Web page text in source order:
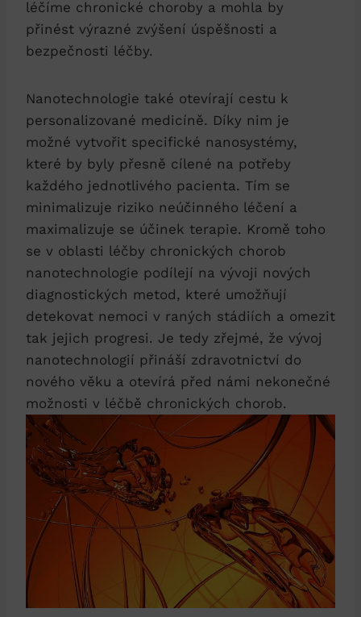
léčíme chronické choroby a mohla by
přinést výrazné zvýšení úspěšnosti a
bezpečnosti léčby.
Nanotechnologie také otevírají cestu k
personalizované medicíně. Díky nim je
možné vytvořit specifické nanosystémy,
které by byly přesně cílené na potřeby
každého jednotlivého pacienta. Tím se
minimalizuje riziko neúčinného léčení a
maximalizuje se účinek terapie. Kromě toho
se v oblasti léčby chronických chorob
nanotechnologie podílejí na vývoji nových
diagnostických metod, které umožňují
detekovat nemoci v raných stádiích a omezit
tak jejich progresi. Je tedy zřejmé, že vývoj
nanotechnologií přináší zdravotnictví do
nového věku a otevírá před námi nekonečné
možnosti v léčbě chronických chorob.